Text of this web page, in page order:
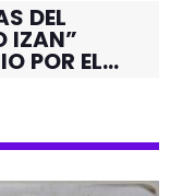
DEL
IZAN”
POR EL